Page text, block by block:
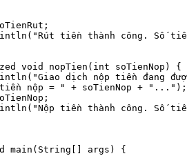
tiền thành công. Số tiền
void nopTien(int soTienNop) {
dịch nộp tiền đang
" + soTienNop + "...");
tiền thành công. Số tiền
args) {